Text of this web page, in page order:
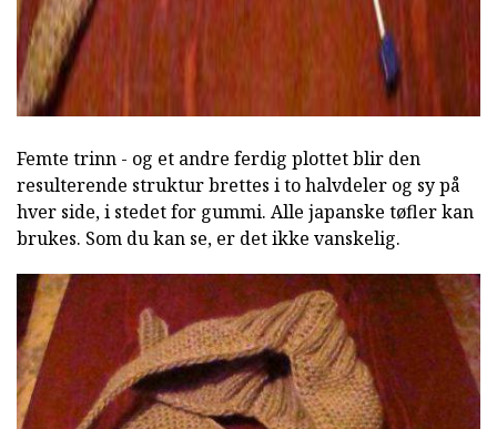
Femte trinn - og et andre ferdig plottet blir den
resulterende struktur brettes i to halvdeler og sy på
hver side, i stedet for gummi. Alle japanske tøfler kan
brukes. Som du kan se, er det ikke vanskelig.